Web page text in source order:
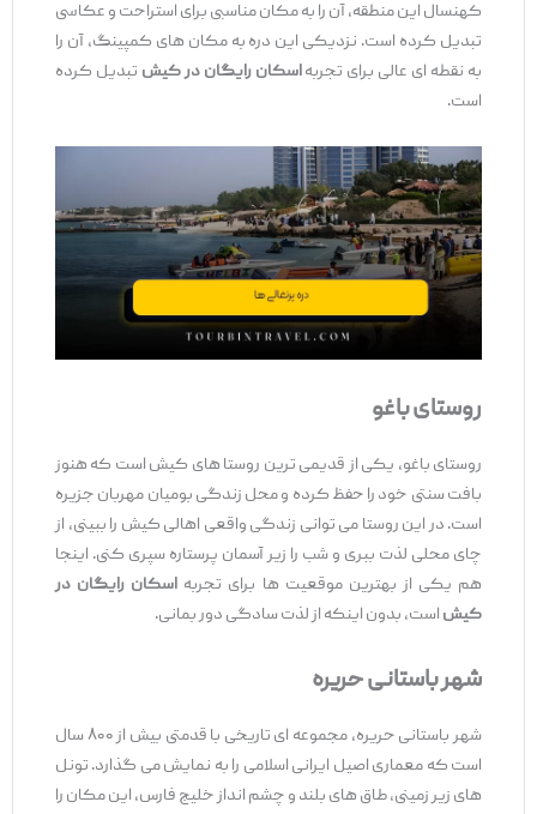
کهنسال این منطقه، آن را به مکان مناسبی برای استراحت و عکاسی
تبدیل کرده است. نزدیکی این دره به مکان‌ های کمپینگ، آن را
به نقطه ‌ای عالی برای تجربهاسکان رایگان در کیشتبدیل کرده
است.
روستای باغو
روستای باغو، یکی از قدیمی ‌ترین روستا های کیش است که هنوز
بافت سنتی خود را حفظ کرده و محل زندگی بومیان مهربان جزیره
است. در این روستا می‌ توانی زندگی واقعی اهالی کیش را ببینی، از
چای محلی لذت ببری و شب را زیر آسمان پرستاره سپری کنی. اینجا
هم یکی از بهترین موقعیت ‌ها برای تجربهاسکان رایگان در
کیشاست، بدون اینکه از لذت سادگی دور بمانی.
شهر باستانی حریره
شهر باستانی حریره، مجموعه ‌ای تاریخی با قدمتی بیش از ۸۰۰ سال
است که معماری اصیل ایرانی اسلامی را به نمایش می‌ گذارد. تونل
‌های زیر زمینی، طاق ‌های بلند و چشم ‌انداز خلیج فارس، این مکان را